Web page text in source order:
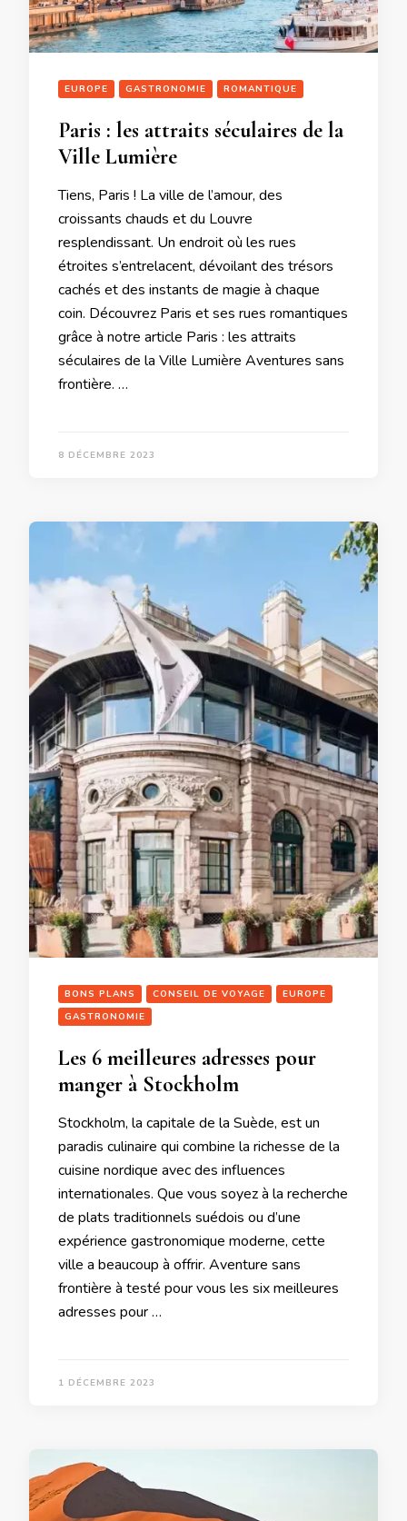
EUROPE GASTRONOMIE ROMANTIQUE
Paris : les attraits séculaires de la
Ville Lumière
Tiens, Paris ! La ville de l’amour, des
croissants chauds et du Louvre
resplendissant. Un endroit où les rues
étroites s’entrelacent, dévoilant des trésors
cachés et des instants de magie à chaque
coin. Découvrez Paris et ses rues romantiques
grâce à notre article Paris : les attraits
séculaires de la Ville Lumière Aventures sans
frontière. …
8 DÉCEMBRE 2023
BONS PLANS CONSEIL DE VOYAGE
EUROPE
GASTRONOMIE
Les 6 meilleures adresses pour
manger à Stockholm
Stockholm, la capitale de la Suède, est un
paradis culinaire qui combine la richesse de la
cuisine nordique avec des influences
internationales. Que vous soyez à la recherche
de plats traditionnels suédois ou d’une
expérience gastronomique moderne, cette
ville a beaucoup à offrir. Aventure sans
frontière à testé pour vous les six meilleures
adresses pour …
1 DÉCEMBRE 2023